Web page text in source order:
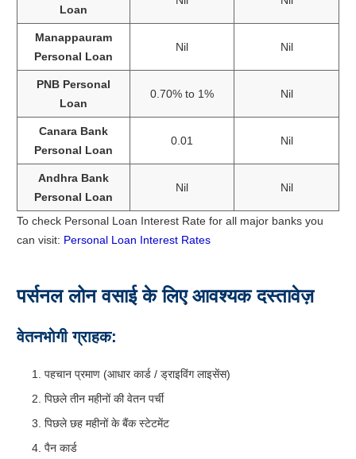
Loan
Manappauram
Personal Loan
Nil Nil
PNB Personal
Loan
0.70% to 1% Nil
Canara Bank
Personal Loan
0.01 Nil
Andhra Bank
Personal Loan
Nil Nil
To check Personal Loan Interest Rate for all major banks you
can visit: Personal Loan Interest Rates
पर्सनल लोन वसाई के लिए आवश्यक दस्तावेज़
वेतनभोगी ग्राहक:
पहचान प्रमाण (आधार कार्ड / ड्राइविंग लाइसेंस)
पिछले तीन महीनों की वेतन पर्ची
पिछले छह महीनों के बैंक स्टेटमेंट
पैन कार्ड